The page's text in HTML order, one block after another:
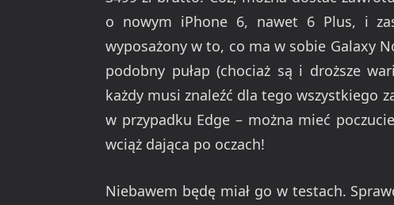
o nowym iPhone 6, nawet 6 Plus, i
wyposażony w to, co ma w sobie Galaxy
podobny pułap (chociaż są i droższe
każdy musi znaleźć dla tego wszystkiego
w przypadku Edge – można mieć
wciąż dająca po oczach!
Niebawem będę miał go w testach.